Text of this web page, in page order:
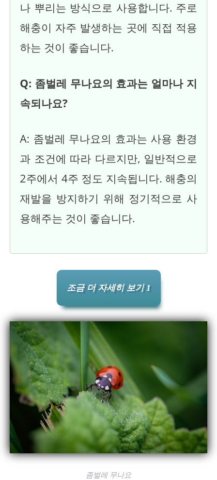
나 뿌리는 방식으로 사용합니다. 주로
해충이 자주 발생하는 곳에 직접 적용
하는 것이 좋습니다.
Q: 좀벌레 무나요의 효과는 얼마나 지
속되나요?
A: 좀벌레 무나요의 효과는 사용 환경
과 조건에 따라 다르지만, 일반적으로
2주에서 4주 정도 지속됩니다. 해충의
재발을 방지하기 위해 정기적으로 사
용해주는 것이 좋습니다.
조금 더 자세히 보기 1
좀벌레 무나요